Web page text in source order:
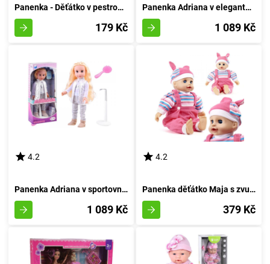
Panenka - Děťátko v pestrobarevných pantoflích s dudlíkem
179 Kč
Panenka Adriana v elegantní róbě
1 089 Kč
4.2
Panenka Adriana v sportovním outfitu
1 089 Kč
4.2
Panenka děťátko Maja s zvukovými efekty
379 Kč